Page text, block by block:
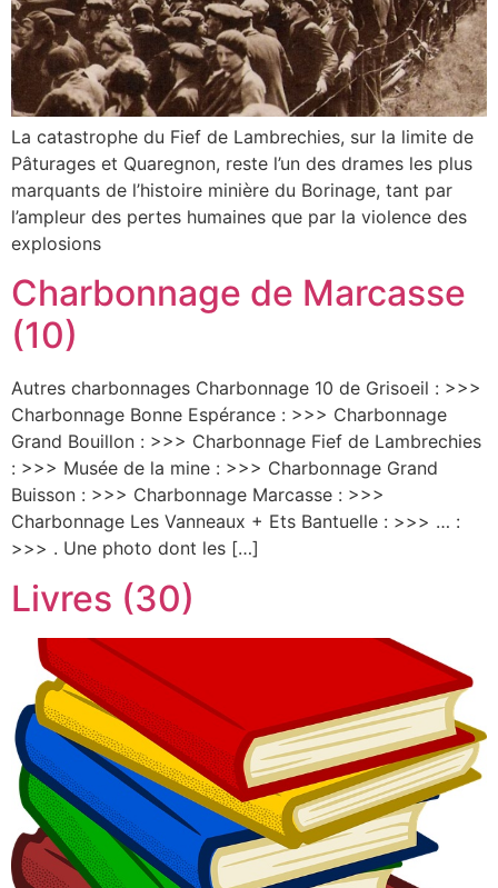
La catastrophe du Fief de Lambrechies, sur la limite de
Pâturages et Quaregnon, reste l’un des drames les plus
marquants de l’histoire minière du Borinage, tant par
l’ampleur des pertes humaines que par la violence des
explosions
Charbonnage de Marcasse
(10)
Autres charbonnages Charbonnage 10 de Grisoeil : >>>
Charbonnage Bonne Espérance : >>> Charbonnage
Grand Bouillon : >>> Charbonnage Fief de Lambrechies
: >>> Musée de la mine : >>> Charbonnage Grand
Buisson : >>> Charbonnage Marcasse : >>>
Charbonnage Les Vanneaux + Ets Bantuelle : >>> … :
>>> . Une photo dont les […]
Livres (30)